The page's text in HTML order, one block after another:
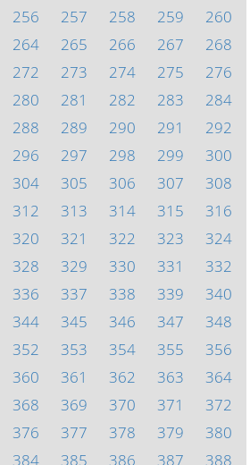
256 257 258 259
260
264 265 266 267
268
272 273 274 275
276
280 281 282 283
284
288 289 290 291
292
296 297 298 299
300
304 305 306 307
308
312 313 314 315
316
320 321 322 323
324
328 329 330 331
332
336 337 338 339
340
344 345 346 347
348
352 353 354 355
356
360 361 362 363
364
368 369 370 371
372
376 377 378 379
380
384 385 386 387 388